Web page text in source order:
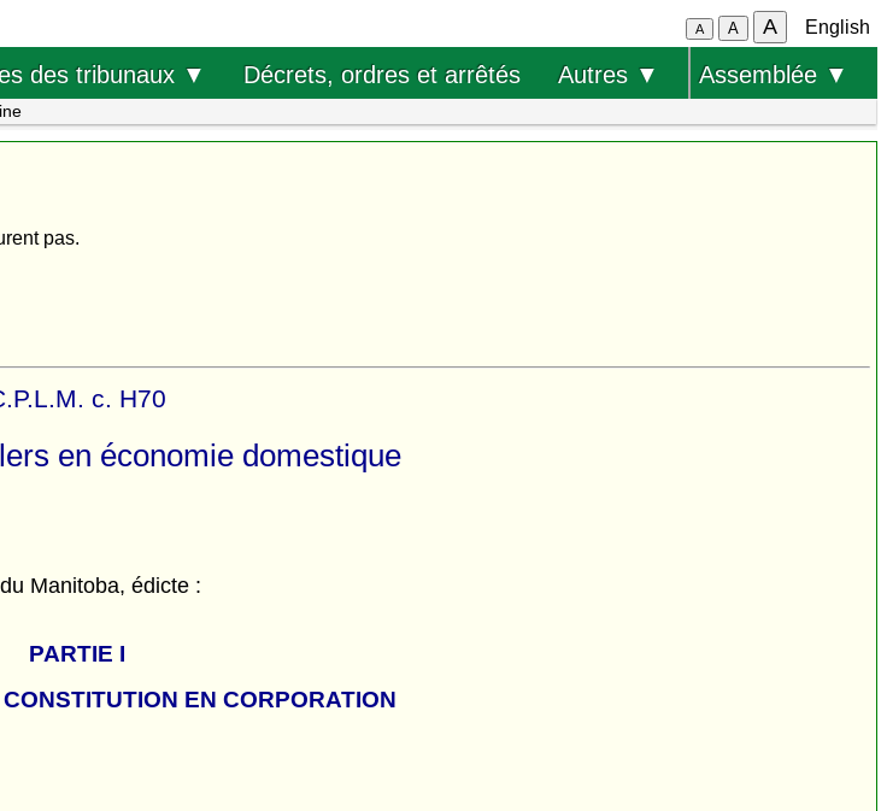
A A A English
des tribunaux ▼ Décrets, ordres et arrêtés Autres ▼ Assemblée ▼
pas.
c. H70
en économie domestique
Manitoba, édicte :
PARTIE I
EN CORPORATION